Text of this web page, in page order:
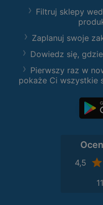
Filtruj sklepy
Zaplanuj swoje
Dowiedz się,
Pierwszy raz w
pokaże Ci wszystkie
4,5